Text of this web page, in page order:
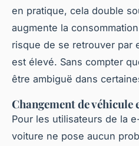
en pratique, cela double
augmente la
risque de se retrouver par
est élevé. Sans compter
être ambiguë dans
Changement de véhicule
Pour les utilisateurs de la
voiture ne pose aucun